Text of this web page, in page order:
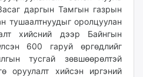
даргын Тамгын газрын
тушаалтнуудыг оролцуулан
хийсний дээр Байнгын
600 гаруй өргөдлийг
тусгай зөвшөөрөлтэй
оруулалт хийсэн иргэний